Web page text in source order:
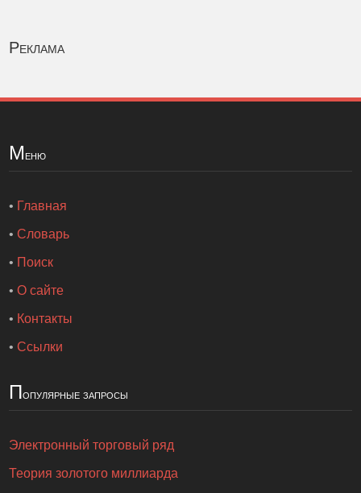
Реклама
Меню
• Главная
•Словарь
• Поиск
•О сайте
• Контакты
•Ссылки
Популярные запросы
Электронный торговый ряд
Теория золотого миллиарда